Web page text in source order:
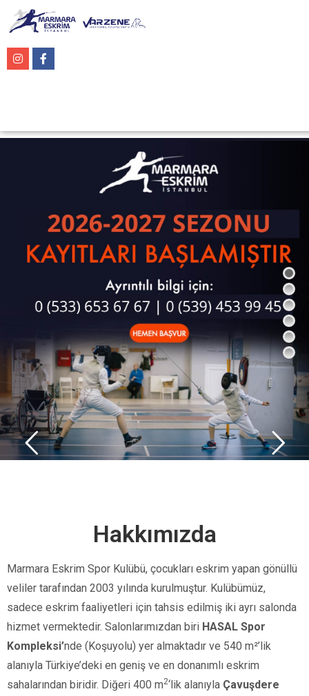
Hakkımızda
Marmara Eskrim Spor Kulübü, çocukları eskrim yapan gönüllü
veliler tarafından 2003 yılında kurulmuştur. Kulübümüz,
sadece eskrim faaliyetleri için tahsis edilmiş iki ayrı salonda
hizmet vermektedir. Salonlarımızdan biri HASAL Spor
Kompleksi’nde (Koşuyolu) yer almaktadır ve 540 m²’lik
alanıyla Türkiye’deki en geniş ve en donanımlı eskrim
sahalarından biridir. Diğeri 400 m2‘lik alanıyla Çavuşdere